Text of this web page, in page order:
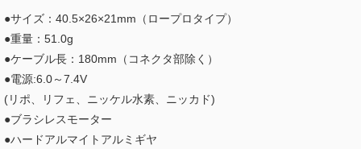
●サイズ：40.5×26×21mm（ロープロタイプ）
●重量：51.0g
●ケーブル長：180mm（コネクタ部除く）
●電源:6.0～7.4V
(リポ、リフェ、ニッケル水素、ニッカド)
●ブラシレスモーター
●ハードアルマイトアルミギヤ